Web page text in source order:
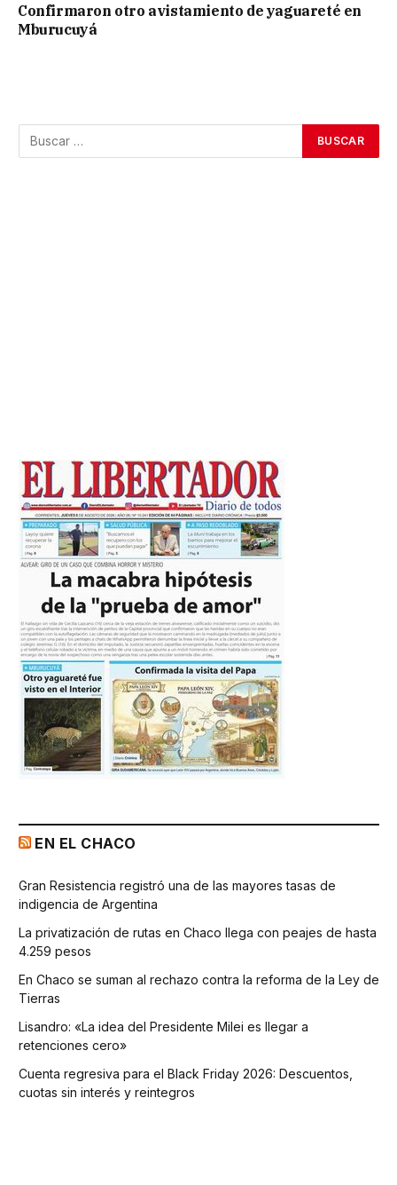
Confirmaron otro avistamiento de yaguareté en
Mburucuyá
EN EL CHACO
Gran Resistencia registró una de las mayores tasas de
indigencia de Argentina
La privatización de rutas en Chaco llega con peajes de hasta
4.259 pesos
En Chaco se suman al rechazo contra la reforma de la Ley de
Tierras
Lisandro: «La idea del Presidente Milei es llegar a
retenciones cero»
Cuenta regresiva para el Black Friday 2026: Descuentos,
cuotas sin interés y reintegros